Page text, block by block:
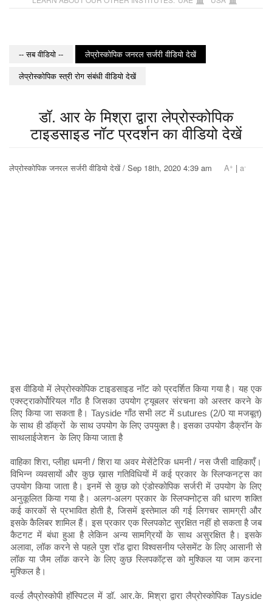
-- सब वीडियो --
लेप्रोस्कोपिक जनरल सर्जरी वीडियो देखें
लेप्रोस्कोपिक स्त्री रोग संबंधी वीडियो देखें
डॉ. आर के मिश्रा द्वारा लेप्रोस्कोपिक
टाइडसाइड नॉट प्रदर्शन का वीडियो देखें
लेप्रोस्कोपिक जनरल सर्जरी वीडियो देखें / Sep 18th, 2020 4:39 am A+ | a-
इस वीडियो में लेप्रोस्कोपिक टाइडसाइड नॉट को प्रदर्शित किया गया है। यह एक
एक्स्ट्राकोर्पोरियल गाँठ है जिसका उपयोग ट्यूबलर संरचना को अस्तर करने के
लिए किया जा सकता है। Tayside गाँठ सभी लट में sutures (2/0 या मजबूत)
के साथ ही डॉक्रों के साथ उपयोग के लिए उपयुक्त है। इसका उपयोग डैक्रॉन के
साथलाईजेशन के लिए किया जाता है
वाहिका शिरा, प्लीहा धमनी / शिरा या अवर मेसेंटेरिक धमनी / नस जैसी वाहिकाएँ।
विभिन्न व्यवसायों और कुछ ख़ास गतिविधियों में कई प्रकार के स्लिप्कनट्स का
उपयोग किया जाता है। इनमें से कुछ को एंडोस्कोपिक सर्जरी में उपयोग के लिए
अनुकूलित किया गया है। अलग-अलग प्रकार के स्लिप्क्नोट्स की धारण शक्ति
कई कारकों से प्रभावित होती है, जिसमें इस्तेमाल की गई लिगचर सामग्री और
इसके कैलिबर शामिल हैं। इस प्रकार एक स्लिपकोट सुरक्षित नहीं हो सकता है जब
कैटगट में बंधा हुआ है लेकिन अन्य सामग्रियों के साथ असुरक्षित है। इसके
अलावा, लॉक करने से पहले पुश रॉड द्वारा विश्वसनीय प्लेसमेंट के लिए आसानी से
लॉक या जैम लॉक करने के लिए कुछ स्लिपकॉट्स को मुश्किल या जाम करना
मुश्किल है।
वर्ल्ड लैप्रोस्कोपी हॉस्पिटल में डॉ. आर.के. मिश्रा द्वारा लैप्रोस्कोपिक Tayside